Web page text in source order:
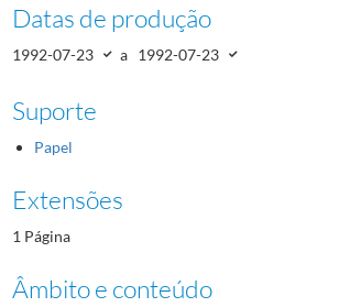
Datas de produção
1992-07-23 a 1992-07-23
Suporte
Papel
Extensões
1 Página
Âmbito e conteúdo